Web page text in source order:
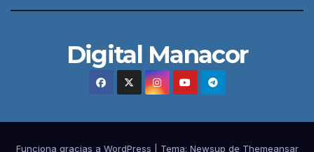
Digital Manacor
Funciona gracias a WordPress Tema: Newsup de Themeansar